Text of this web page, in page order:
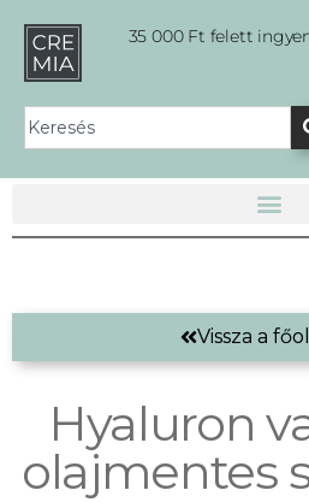
35 000 Ft felett
Vissza a
Hyaluron
olajmentes